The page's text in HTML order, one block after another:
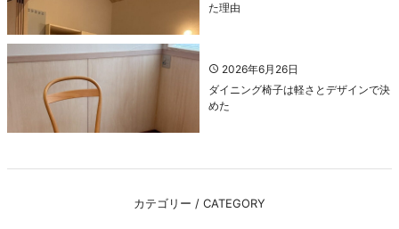
た理由
2026年6月26日
ダイニング椅子は軽さとデザインで決
めた
カテゴリー / CATEGORY